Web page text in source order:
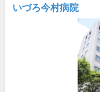
いづろ今村病院